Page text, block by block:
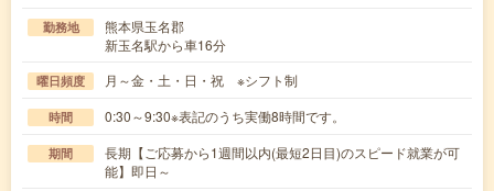
勤務地
熊本県玉名郡
新玉名駅から車16分
曜日頻度 月～金・土・日・祝 ※シフト制
時間 0:30～9:30※表記のうち実働8時間です。
期間
長期【ご応募から1週間以内(最短2日目)のスピード就業が可
能】即日～